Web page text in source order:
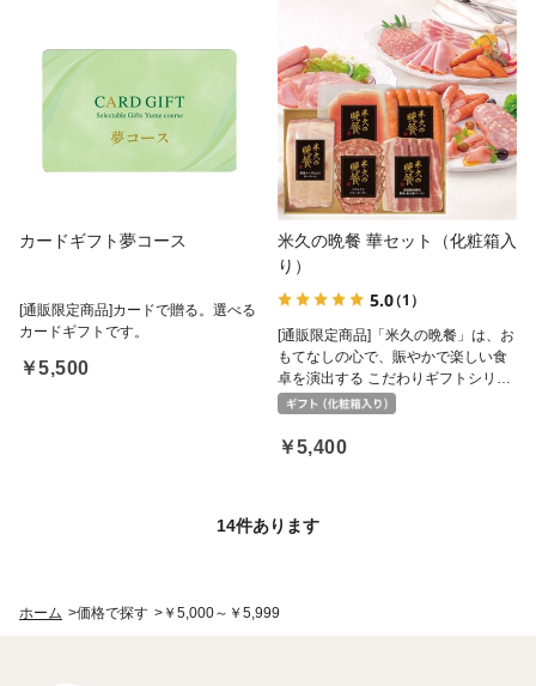
カードギフト夢コース
[通販限定商品]カードで贈る。選べる
カードギフトです。
￥5,500
米久の晩餐 華セット（化粧箱入
り）
5.0（1）
[通販限定商品]「米久の晩餐」は、お
もてなしの心で、賑やかで楽しい食
卓を演出する こだわりギフトシリー
ズです。
￥5,400
14件あります
ホーム >価格で探す > ￥5,000～￥5,999